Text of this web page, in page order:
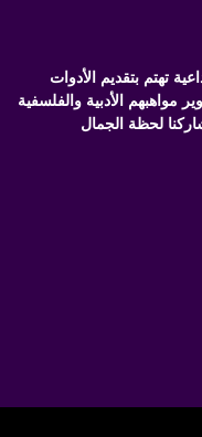
تهتم بتقديم الأدوات
مواهبهم الأدبية والفلسفية
لحظة الجمال